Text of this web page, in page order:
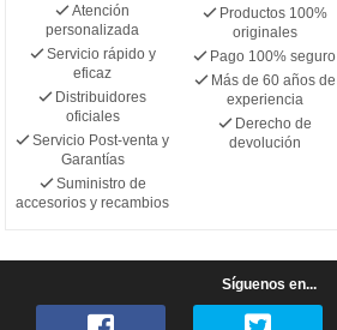
Atención
personalizada
Servicio rápido y
eficaz
Distribuidores
oficiales
Servicio Post-venta y
Garantías
Suministro de
accesorios y recambios
Productos 100%
originales
Pago 100% seguro
Más de 60 años de
experiencia
Derecho de
devolución
Síguenos en...